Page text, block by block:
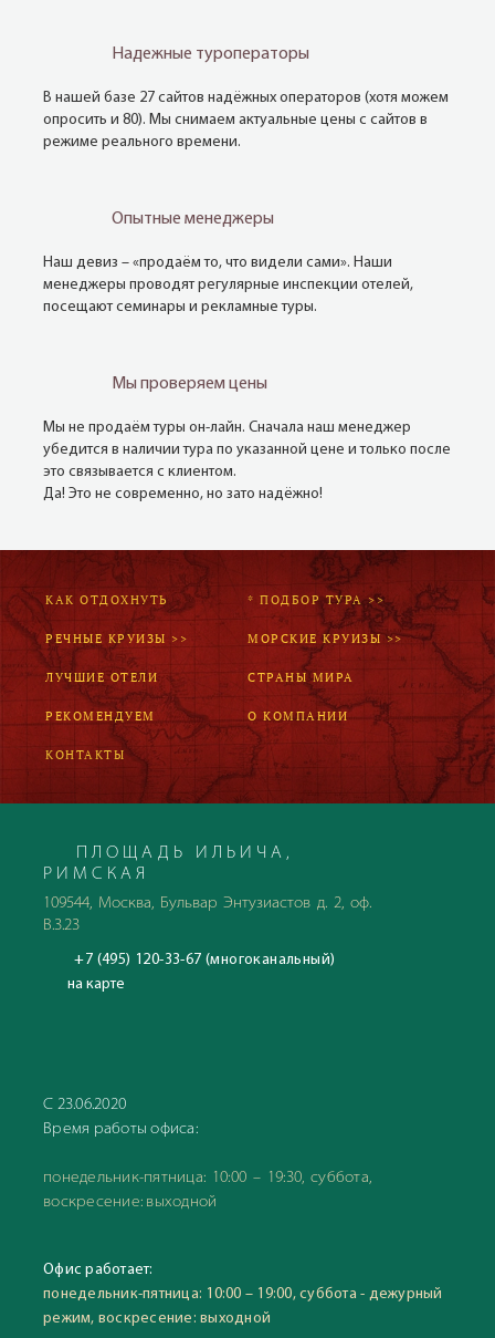
Надежные туроператоры
В нашей базе 27 сайтов надёжных операторов (хотя можем
опросить и 80). Мы снимаем актуальные цены с сайтов в
режиме реального времени.
Опытные менеджеры
Наш девиз – «продаём то, что видели сами». Наши
менеджеры проводят регулярные инспекции отелей,
посещают семинары и рекламные туры.
Мы проверяем цены
Мы не продаём туры он-лайн. Сначала наш менеджер
убедится в наличии тура по указанной цене и только после
это связывается с клиентом.
Да! Это не современно, но зато надёжно!
КАК ОТДОХНУТЬ * ПОДБОР ТУРА >>
РЕЧНЫЕ КРУИЗЫ >> МОРСКИЕ КРУИЗЫ >>
ЛУЧШИЕ ОТЕЛИ СТРАНЫ МИРА
РЕКОМЕНДУЕМ О КОМПАНИИ
КОНТАКТЫ
ПЛОЩАДЬ ИЛЬИЧА,
РИМСКАЯ
109544, Москва, Бульвар Энтузиастов д. 2, оф.
В.3.23
+7 (495) 120-33-67 (многоканальный)
на карте
С 23.06.2020
Время работы офиса:
понедельник-пятница: 10:00 – 19:30, суббота,
воскресение: выходной
Офис работает:
понедельник-пятница: 10:00 – 19:00, суббота - дежурный
режим, воскресение: выходной